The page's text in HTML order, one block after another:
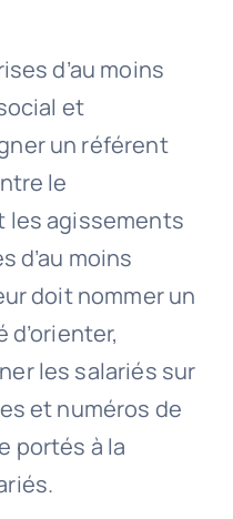
d’au moins
et
un référent
le
les agissements
d’au moins
doit nommer un
les salariés sur
et numéros de
portés à la